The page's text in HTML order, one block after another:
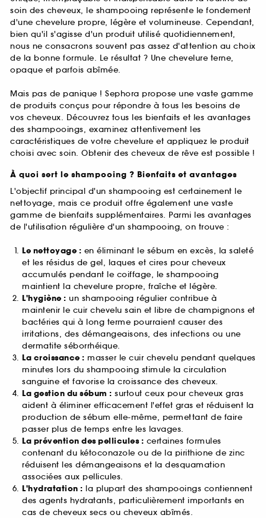
soin des cheveux, le shampooing représente le fondement
d'une chevelure propre, légère et volumineuse. Cependant,
bien qu'il s'agisse d'un produit utilisé quotidiennement,
nous ne consacrons souvent pas assez d'attention au choix
de la bonne formule. Le résultat ? Une chevelure terne,
opaque et parfois abîmée.
Mais pas de panique ! Sephora propose une vaste gamme
de produits conçus pour répondre à tous les besoins de
vos cheveux. Découvrez tous les bienfaits et les avantages
des shampooings, examinez attentivement les
caractéristiques de votre chevelure et appliquez le produit
choisi avec soin. Obtenir des cheveux de rêve est possible !
À quoi sert le shampooing ? Bienfaits et avantages
L'objectif principal d'un shampooing est certainement le
nettoyage, mais ce produit offre également une vaste
gamme de bienfaits supplémentaires. Parmi les avantages
de l'utilisation régulière d'un shampooing, on trouve :
Le nettoyage : en éliminant le sébum en excès, la saleté
et les résidus de gel, laques et cires pour cheveux
accumulés pendant le coiffage, le shampooing
maintient la chevelure propre, fraîche et légère.
L'hygiène : un shampooing régulier contribue à
maintenir le cuir chevelu sain et libre de champignons et
bactéries qui à long terme pourraient causer des
irritations, des démangeaisons, des infections ou une
dermatite séborrhéique.
La croissance : masser le cuir chevelu pendant quelques
minutes lors du shampooing stimule la circulation
sanguine et favorise la croissance des cheveux.
La gestion du sébum : surtout ceux pour cheveux gras
aident à éliminer efficacement l'effet gras et réduisent la
production de sébum elle-même, permettant de faire
passer plus de temps entre les lavages.
La prévention des pellicules : certaines formules
contenant du kétoconazole ou de la pirithione de zinc
réduisent les démangeaisons et la desquamation
associées aux pellicules.
L'hydratation : la plupart des shampooings contiennent
des agents hydratants, particulièrement importants en
cas de cheveux secs ou cheveux abîmés.